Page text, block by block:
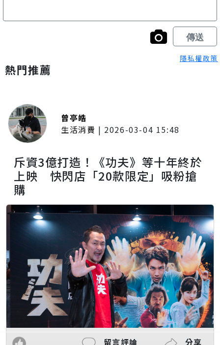
隱私權政策
熱門推薦
曾亭皓
生活消費 | 2026-03-04 15:48
斥資3億打造！《功夫》等十年終於
上映 快閃店「20款限定」吸粉搶
購
留言評論 分享